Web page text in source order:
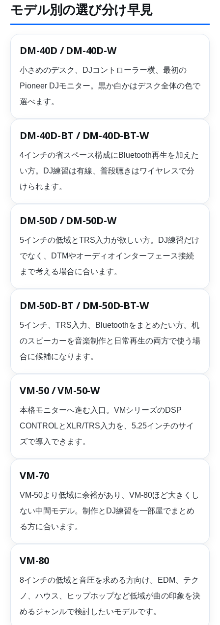
モデル別の選び分け早見
DM-40D / DM-40D-W
小さめのデスク、DJコントローラー横、最初の
Pioneer DJモニター。黒か白かはデスク全体の色で
選べます。
DM-40D-BT / DM-40D-BT-W
4インチの省スペース構成にBluetooth再生を加えた
い方。DJ練習は有線、普段聴きはワイヤレスで分
けられます。
DM-50D / DM-50D-W
5インチの低域とTRS入力が欲しい方。DJ練習だけ
でなく、DTMやオーディオインターフェース接続
まで考える場合に合います。
DM-50D-BT / DM-50D-BT-W
5インチ、TRS入力、Bluetoothをまとめたい方。机
のスピーカーを音楽制作と日常再生の両方で使う場
合に候補になります。
VM-50 / VM-50-W
本格モニターへ進む入口。VMシリーズのDSP
CONTROLとXLR/TRS入力を、5.25インチのサイ
ズで導入できます。
VM-70
VM-50より低域に余裕があり、VM-80ほど大きくし
ない中間モデル。制作とDJ練習を一部屋でまとめ
る方に合います。
VM-80
8インチの低域と音圧を求める方向け。EDM、テク
ノ、ハウス、ヒップホップなど低域が曲の印象を決
めるジャンルで検討したいモデルです。